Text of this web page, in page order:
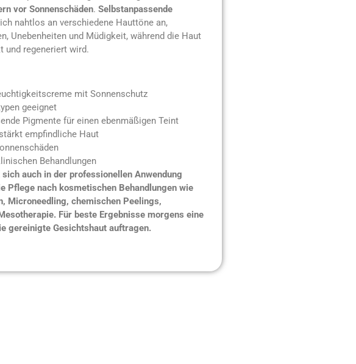
vor Sonnenschäden. Selbstanpassende
nahtlos an verschiedene Hauttöne an,
Unebenheiten und Müdigkeit, während die Haut
und regeneriert wird.
mit Sonnenschutz
geeignet
Pigmente für einen ebenmäßigen Teint
empfindliche Haut
Behandlungen
sich auch in der professionellen Anwendung
Pflege nach kosmetischen Behandlungen wie
Microneedling, chemischen Peelings,
Für beste Ergebnisse morgens eine
gereinigte Gesichtshaut auftragen.